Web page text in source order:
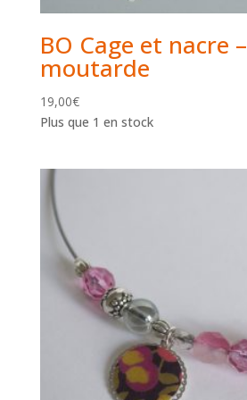
BO Cage et nacre –
moutarde
19,00€
Plus que 1 en stock